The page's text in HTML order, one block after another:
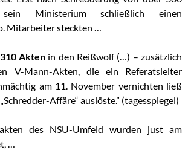
Ministerium schließlich einen
Mitarbeiter steckten …
310 Akten in den Reißwolf (…) – zusätzlich
V-Mann-Akten, die ein Referatsleiter
am 11. November vernichten ließ
Affäre“ auslöste.” (tagesspiegel)
des NSU-Umfeld wurden just am
…